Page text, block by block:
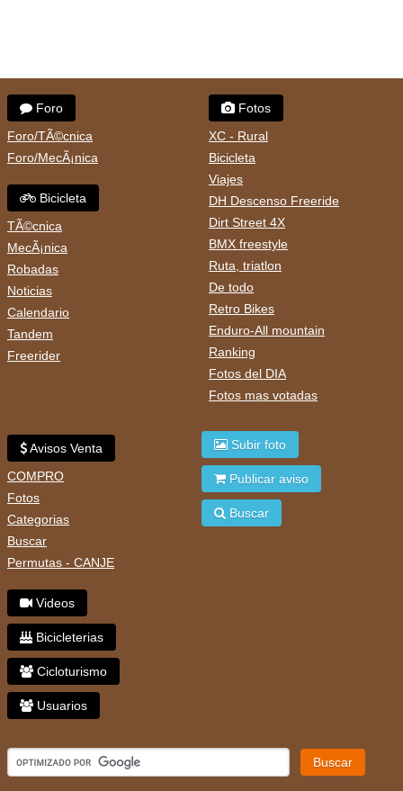
Foro
Foro/TÃ©cnica
Foro/MecÃ¡nica
Bicicleta
TÃ©cnica
MecÃ¡nica
Robadas
Noticias
Calendario
Tandem
Freerider
Fotos
XC - Rural
Bicicleta
Viajes
DH Descenso Freeride
Dirt Street 4X
BMX freestyle
Ruta, triatlon
De todo
Retro Bikes
Enduro-All mountain
Ranking
Fotos del DIA
Fotos mas votadas
Avisos Venta
COMPRO
Fotos
Categorias
Buscar
Permutas - CANJE
Videos
Bicicleterias
Cicloturismo
Usuarios
Subir foto
Publicar aviso
Buscar
Buscar